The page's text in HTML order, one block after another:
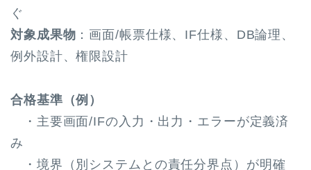
ぐ
対象成果物 ：画面/帳票仕様、IF仕様、DB論理、
例外設計、権限設計
合格基準（例）
・主要画面/IFの入力・出力・エラーが定義済
み
・境界（別システムとの責任分界点）が明確